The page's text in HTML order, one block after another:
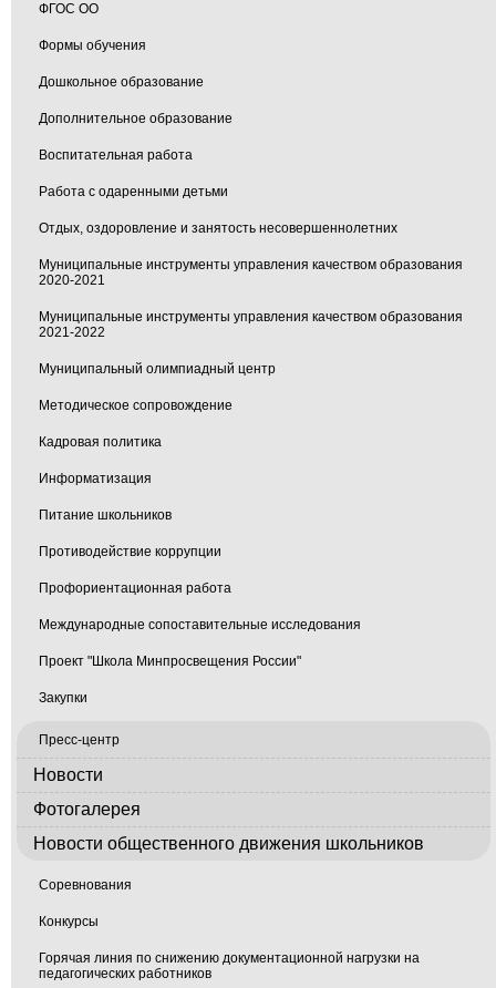
ФГОС ОО
Формы обучения
Дошкольное образование
Дополнительное образование
Воспитательная работа
Работа с одаренными детьми
Отдых, оздоровление и занятость несовершеннолетних
Муниципальные инструменты управления качеством образования
2020-2021
Муниципальные инструменты управления качеством образования
2021-2022
Муниципальный олимпиадный центр
Методическое сопровождение
Кадровая политика
Информатизация
Питание школьников
Противодействие коррупции
Профориентационная работа
Международные сопоставительные исследования
Проект "Школа Минпросвещения России"
Закупки
Пресс-центр
Новости
Фотогалерея
Новости общественного движения школьников
Соревнования
Конкурсы
Горячая линия по снижению документационной нагрузки на
педагогических работников